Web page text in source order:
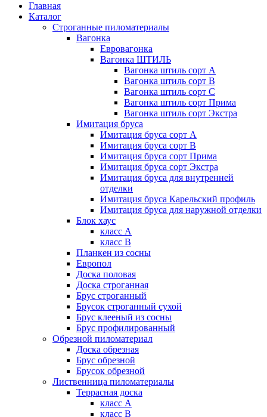
Главная
Каталог
Строганные пиломатериалы
Вагонка
Евровагонка
Вагонка ШТИЛЬ
Вагонка штиль сорт А
Вагонка штиль сорт В
Вагонка штиль сорт С
Вагонка штиль сорт Прима
Вагонка штиль сорт Экстра
Имитация бруса
Имитация бруса сорт А
Имитация бруса сорт В
Имитация бруса сорт Прима
Имитация бруса сорт Экстра
Имитация бруса для внутренней
отделки
Имитация бруса Карельский профиль
Имитация бруса для наружной отделки
Блок хаус
класс А
класс В
Планкен из сосны
Европол
Доска половая
Доска строганная
Брус строганный
Брусок строганный сухой
Брус клееный из сосны
Брус профилированный
Обрезной пиломатериал
Доска обрезная
Брус обрезной
Брусок обрезной
Лиственница пиломатериалы
Террасная доска
класс А
класс B